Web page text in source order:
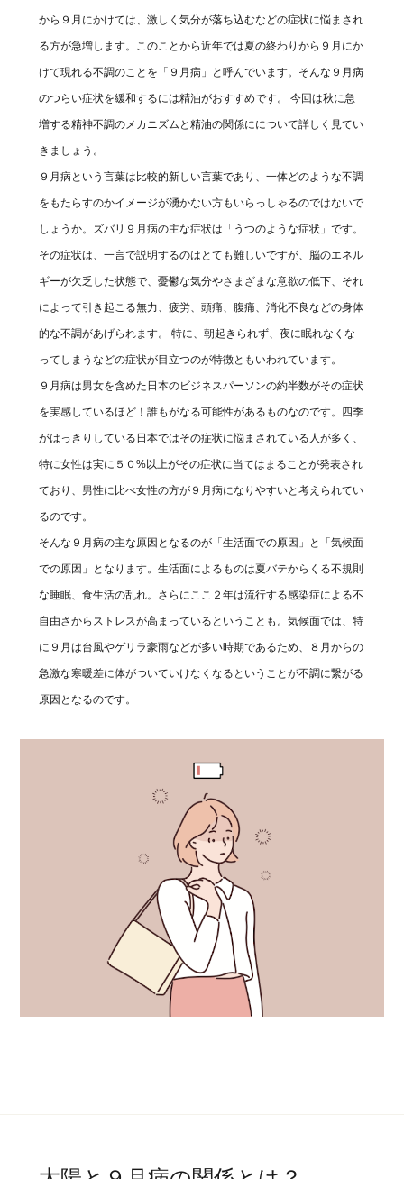
から９月にかけては、激しく気分が落ち込むなどの症状に悩まされ
る方が急増します。このことから近年では夏の終わりから９月にか
けて現れる不調のことを「９月病」と呼んでいます。そんな９月病
のつらい症状を緩和するには精油がおすすめです。 今回は秋に急
増する精神不調のメカニズムと精油の関係にについて詳しく見てい
きましょう。
９月病という言葉は比較的新しい言葉であり、一体どのような不調
をもたらすのかイメージが湧かない方もいらっしゃるのではないで
しょうか。ズバリ９月病の主な症状は「うつのような症状」です。
その症状は、一言で説明するのはとても難しいですが、脳のエネル
ギーが欠乏した状態で、憂鬱な気分やさまざまな意欲の低下、それ
によって引き起こる無力、疲労、頭痛、腹痛、消化不良などの身体
的な不調があげられます。 特に、朝起きられず、夜に眠れなくな
ってしまうなどの症状が目立つのが特徴ともいわれています。
９月病は男女を含めた日本のビジネスパーソンの約半数がその症状
を実感しているほど！誰もがなる可能性があるものなのです。四季
がはっきりしている日本ではその症状に悩まされている人が多く、
特に女性は実に５０%以上がその症状に当てはまることが発表され
ており、男性に比べ女性の方が９月病になりやすいと考えられてい
るのです。
そんな９月病の主な原因となるのが「生活面での原因」と「気候面
での原因」となります。生活面によるものは夏バテからくる不規則
な睡眠、食生活の乱れ。さらにここ２年は流行する感染症による不
自由さからストレスが高まっているということも。気候面では、特
に９月は台風やゲリラ豪雨などが多い時期であるため、８月からの
急激な寒暖差に体がついていけなくなるということが不調に繋がる
原因となるのです。